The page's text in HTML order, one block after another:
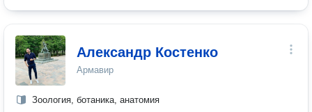
Александр Костенко
Армавир
Зоология, ботаника, анатомия